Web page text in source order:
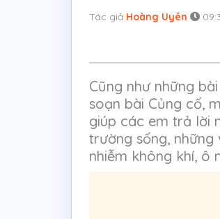
Tác giả Hoàng Uyên
Cũng như những
soạn bài Củng cố,
giúp các em trả lời
trường sống,
nhiễm không khí, ô